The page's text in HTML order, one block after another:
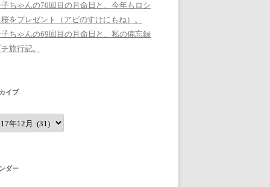
ちゃんの70回目の月命日と、今年もロシ
をプレゼント（アビのすけにもね）。
ちゃんの69回目の月命日と、私の備忘録
旅行記。
イブ
ダー